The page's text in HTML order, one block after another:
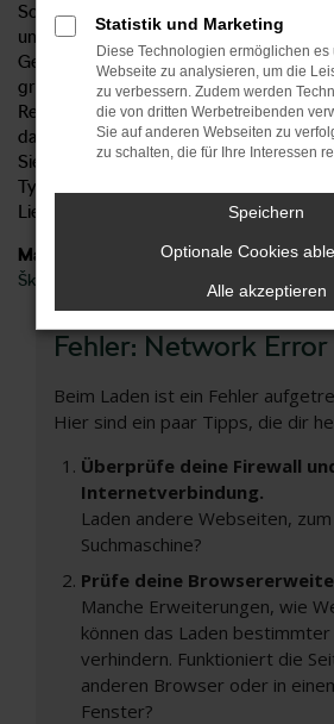
Schorndorf liefern. Selbstverständlich
unserer eigenen Kfz-Werkstatt jeden
Gebrauchtwagen, der in der Verkauf
gründlich „auf Herz und Nieren“ und
Reparaturen durch. Mit anderen Worten
dass Sie ein voll funktionstüchtiges
Sie sich auf unsere große Auswahl an
Typ Škoda Kodiaq und genießen Sie die
Lieferservice nach Schorndorf.
Marken
Škoda
Fehler: Network Error
Beim Laden ist ein Fehler
Hier sind ein paar Tipps, die dir
Überprüfe deine Firewall
Internetverbindung.
Laden andere Webseiten,
Suchmaschine?
Prüfe deine
Manche Erweiterungen, wie
können das Laden bestimmter
verhindern. Funktioniert die
anderen Browser oder in
Fenster?
Statistik und Marketing
Diese Technologien ermöglichen
Webseite zu analysieren, um die
zu verbessern. Zudem werden
die von dritten Werbetreibenden
Sie auf anderen Webseiten zu
zu schalten, die für Ihre Interessen
Speichern
Optionale Cookies
Alle akzeptieren